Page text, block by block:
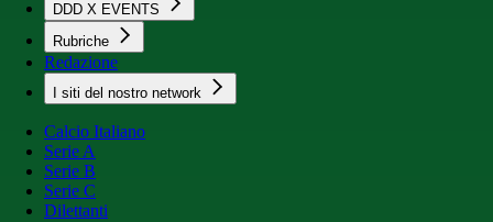
DDD X EVENTS
Rubriche
Redazione
I siti del nostro network
Calcio Italiano
Serie A
Serie B
Serie C
Dilettanti